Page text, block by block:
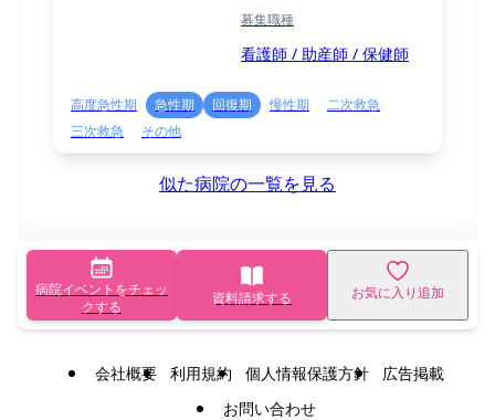
募集職種
看護師 / 助産師 / 保健師
高度急性期 急性期 回復期 慢性期
二次救急
三次救急
その他
似た病院の一覧を見る
病院イベントをチェッ
クする
資料請求する お気に入り追加
会社概要 利用規約 個人情報保護方針
広告掲載
お問い合わせ